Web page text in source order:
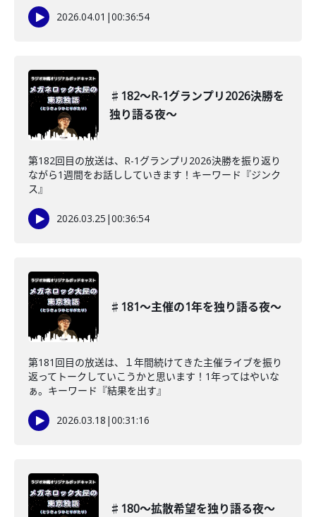
2026.04.01 |00:36:54
♯182〜R-1グランプリ2026決勝を
独り語る夜〜
第182回目の放送は、R-1グランプリ2026決勝を振り返り
ながら1週間をお話ししていきます！キーワード『ジンク
ス』
2026.03.25 |00:36:54
♯181〜主催の1年を独り語る夜〜
第181回目の放送は、１年間続けてきた主催ライブを振り
返ってトークしていこうかと思います！1年ってはやいな
ぁ。キーワード『結果を出す』
2026.03.18 |00:31:16
♯180〜拡散希望を独り語る夜〜